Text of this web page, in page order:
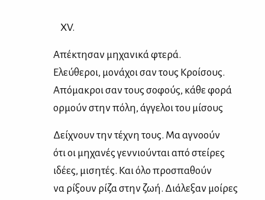
ΧV.
Απέ­κτη­σαν μη­χα­νι­κά φτε­ρά.
Ελεύ­θε­ροι, μο­νά­χοι σαν τους Κροί­σους.
Από­μα­κροι σαν τους σο­φούς, κά­θε φο­ρά
ορ­μούν στην πό­λη, άγ­γε­λοι του μί­σους
Δεί­χνουν την τέ­χνη τους. Μα αγνο­ούν
ότι οι μη­χα­νές γεν­νιού­νται από στεί­ρες
ιδέ­ες, μι­ση­τές. Και όλο προ­σπα­θούν
να ρί­ξουν ρί­ζα στην ζωή. Διά­λε­ξαν μοί­ρες